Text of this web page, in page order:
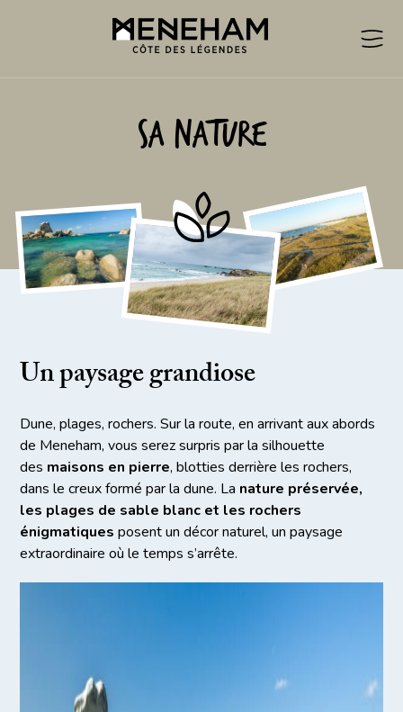
Sa nature
Un paysage grandiose
Dune, plages, rochers. Sur la route, en arrivant aux abords
de Meneham, vous serez surpris par la silhouette
des maisons en pierre, blotties derrière les rochers,
dans le creux formé par la dune. La nature préservée,
les plages de sable blanc et les rochers
énigmatiques posent un décor naturel, un paysage
extraordinaire où le temps s’arrête.